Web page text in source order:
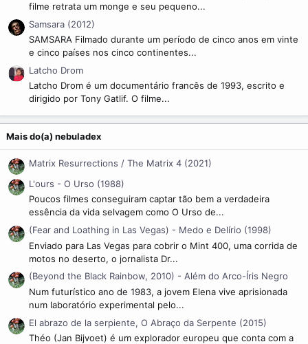
filme retrata um monge e seu pequeno...
Samsara (2012)
SAMSARA Filmado durante um período de cinco anos em vinte
e cinco países nos cinco continentes...
Latcho Drom
Latcho Drom é um documentário francês de 1993, escrito e
dirigido por Tony Gatlif. O filme...
Mais do(a) nebuladex
Matrix Resurrections / The Matrix 4 (2021)
L'ours - O Urso (1988)
Poucos filmes conseguiram captar tão bem a verdadeira
essência da vida selvagem como O Urso de...
(Fear and Loathing in Las Vegas) - Medo e Delírio (1998)
Enviado para Las Vegas para cobrir o Mint 400, uma corrida de
motos no deserto, o jornalista Dr...
(Beyond the Black Rainbow, 2010) - Além do Arco-Íris Negro
Num futurístico ano de 1983, a jovem Elena vive aprisionada
num laboratório experimental pelo...
El abrazo de la serpiente, O Abraço da Serpente (2015)
Théo (Jan Bijvoet) é um explorador europeu que conta com a